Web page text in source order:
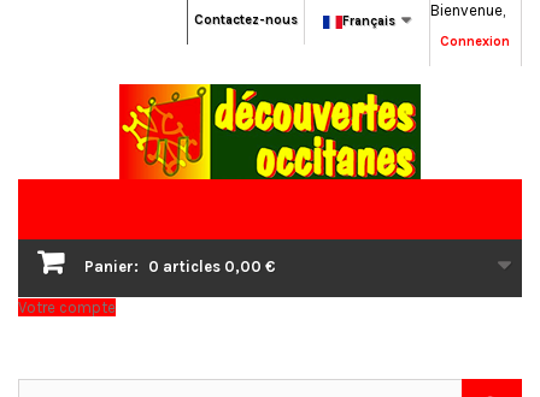
Bienvenue,
Connexion
Français
Contactez-nous
Panier: 0 articles 0,00 €
Votre compte